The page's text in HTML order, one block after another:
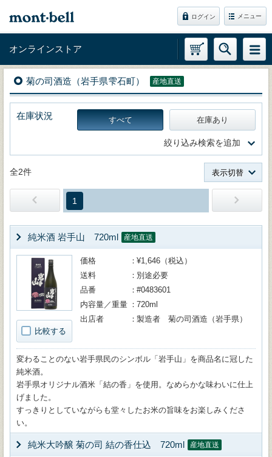
ログイン メニュー
オンラインストア
菊の司酒造（岩手県雫石町） 産地直送
在庫状況 すべて 在庫あり
絞り込み検索を追加
全2件 表示切替
1
純米酒 岩手山 720ml 産地直送
比較する
価格
¥1,646（税込）
送料
別途必要
品番
#0483601
内容量／重量
720ml
出店者
製造者 菊の司酒造（岩手県）
変わることのない岩手県民のシンボル「岩手山」を商品名に冠した
純米酒。
岩手県オリジナル酒米「結の香」を使用。なめらかな味わいに仕上
げました。
すっきりとしていながらも堂々したお米の旨味をお楽しみくださ
い。
純米大吟醸 菊の司 結の香仕込 720ml 産地直送